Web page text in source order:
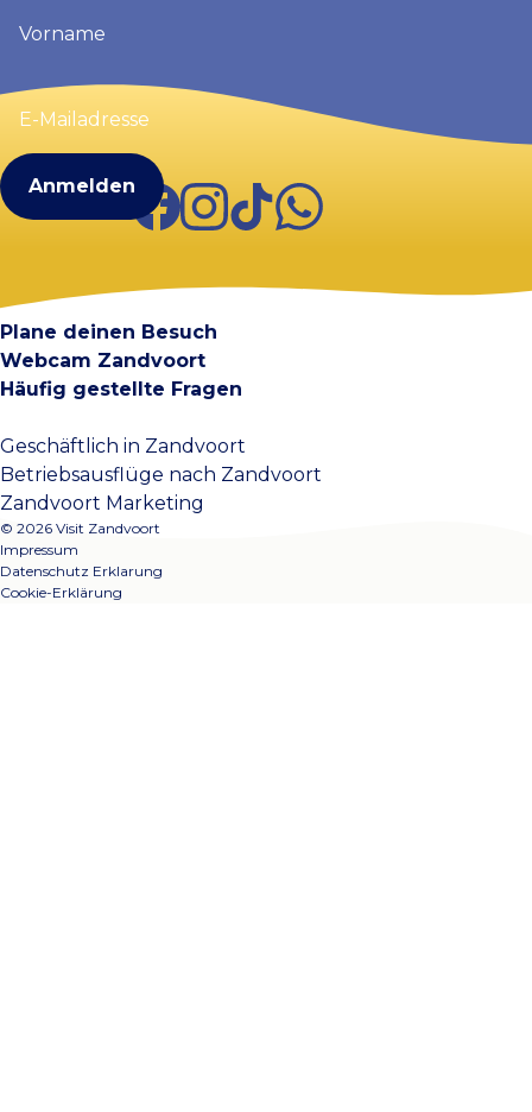
(erforderlich)
E-
Mailadresse
FacebookInstagram
TikTokWhatsApp
Plane deinen Besuch
Webcam Zandvoort
Häufig gestellte Fragen
Geschäftlich in Zandvoort
Betriebsausflüge nach Zandvoort
Zandvoort Marketing
© 2026 Visit Zandvoort
Impressum
Datenschutz Erklarung
Cookie-Erklärung